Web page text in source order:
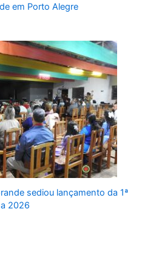
em Porto Alegre
sediou lançamento da 1ª
2026